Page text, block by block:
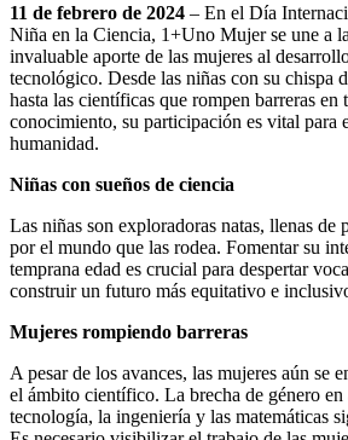
11 de febrero de 2024 – En el Día
Niña en la Ciencia, 1+Uno Mujer se une a
invaluable aporte de las mujeres al
tecnológico. Desde las niñas con su chispa
hasta las científicas que rompen barreras en
conocimiento, su participación es vital para
humanidad.
Niñas con sueños de ciencia
Las niñas son exploradoras natas, llenas de
por el mundo que las rodea. Fomentar su
temprana edad es crucial para despertar
construir un futuro más equitativo e
Mujeres rompiendo barreras
A pesar de los avances, las mujeres aún se
el ámbito científico. La brecha de género en
tecnología, la ingeniería y las matemáticas